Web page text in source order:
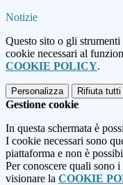
Notizie
Questo sito o gli
cookie necessari al
COOKIE POLICY.
Personalizza Rifiuta tutti
Gestione cookie
In questa schermata è
I cookie necessari sono
piattaforma e non è
Per conoscere quali sono
visionare la COOKIE